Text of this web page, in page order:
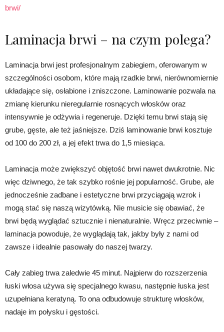
brwi/
Laminacja brwi – na czym polega?
Laminacja brwi jest profesjonalnym zabiegiem, oferowanym w
szczególności osobom, które mają rzadkie brwi, nierównomiernie
układające się, osłabione i zniszczone. Laminowanie pozwala na
zmianę kierunku nieregularnie rosnących włosków oraz
intensywnie je odżywia i regeneruje. Dzięki temu brwi stają się
grube, gęste, ale też jaśniejsze. Dziś laminowanie brwi kosztuje
od 100 do 200 zł, a jej efekt trwa do 1,5 miesiąca.
Laminacja może zwiększyć objętość brwi nawet dwukrotnie. Nic
więc dziwnego, że tak szybko rośnie jej popularność. Grube, ale
jednocześnie zadbane i estetyczne brwi przyciągają wzrok i
mogą stać się naszą wizytówką. Nie musicie się obawiać, że
brwi będą wyglądać sztucznie i nienaturalnie. Wręcz przeciwnie –
laminacja powoduje, że wyglądają tak, jakby były z nami od
zawsze i idealnie pasowały do naszej twarzy.
Cały zabieg trwa zaledwie 45 minut. Najpierw do rozszerzenia
łuski włosa używa się specjalnego kwasu, następnie łuska jest
uzupełniana keratyną. To ona odbudowuje strukturę włosków,
nadaje im połysku i gęstości.